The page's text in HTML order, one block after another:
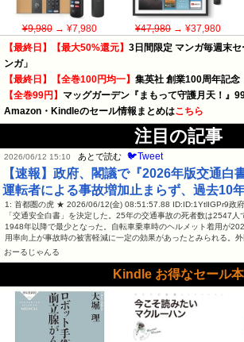
¥9,980→ ¥7,980 ¥47,980→ ¥37,980
【最終日】【最大50%還元】 3日間限定 マンガ毎週末
ンガ」
【最終日】【全巻100円均一】 集英社 創業100周年記念
【全巻99円】 マッグガーデン『まもって守護月天！』
Amazon・Kindleのセール情報まとめはこちら
注目の記事
2026/06/12 15:10 あとで読む 🐦Tweet
【速報】政府、閣議で『2026年版交通白
運転者による事故増加止まらず、過去10
1: 首都圏の虎 ★ 2026/06/12(金) 08:51:57.88 ID:ID:1YtlIGPr9政
「交通安全白書」を決定した。25年の交通事故の死者数は2547人
1948年以降で最少となった。自転車乗車時のヘルメット着用が
用率向上が事故時の被害軽減に一定の効果があったとみられる。
おーるじゃんる
Kindle お得なセール本